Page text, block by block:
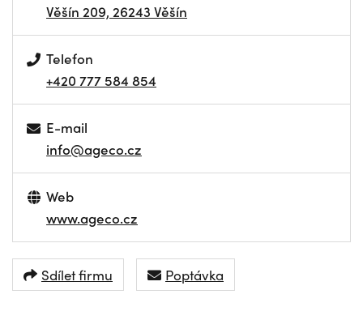
Věšín 209, 26243 Věšín
Telefon
+420 777 584 854
E-mail
info@ageco.cz
Web
www.ageco.cz
Sdílet firmu Poptávka